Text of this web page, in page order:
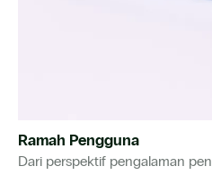
Ramah Pengguna
Dari perspektif pengalaman